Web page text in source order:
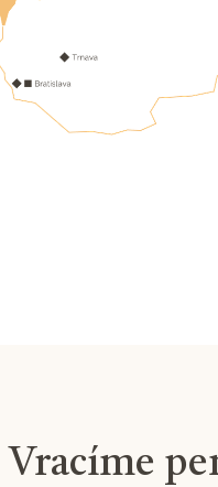
Vracíme